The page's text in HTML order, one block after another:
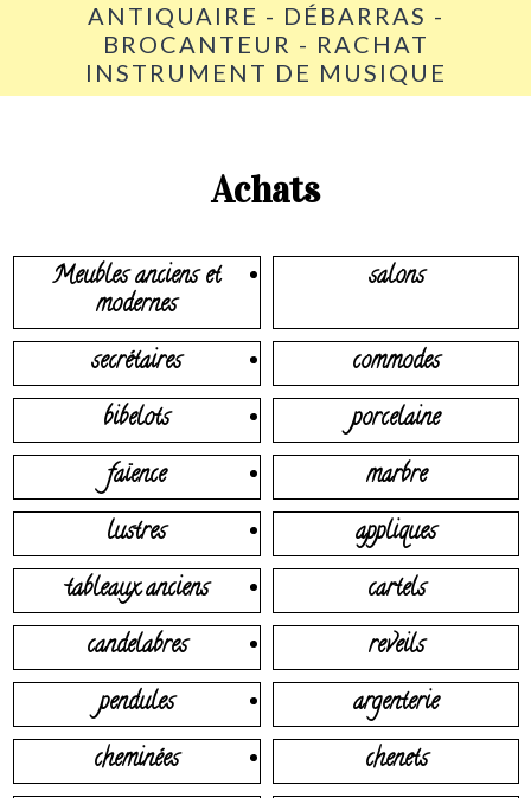
ANTIQUAIRE - DÉBARRAS -
BROCANTEUR - RACHAT
INSTRUMENT DE MUSIQUE
Achats
Meubles anciens et
modernes
salons
secrétaires
commodes
bibelots
porcelaine
faïence
marbre
lustres
appliques
tableaux anciens
cartels
candelabres
reveils
pendules
argenterie
cheminées
chenets